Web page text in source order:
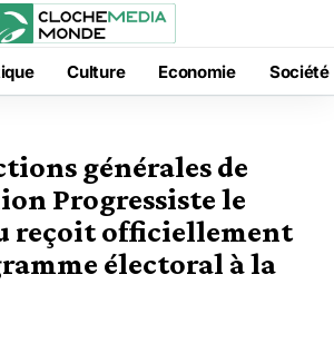
Culture Economie Société
générales de
Progressiste le
reçoit officiellement
électoral à la